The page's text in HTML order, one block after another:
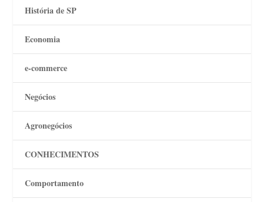
História de SP
Economia
e-commerce
Negócios
Agronegócios
CONHECIMENTOS
Comportamento